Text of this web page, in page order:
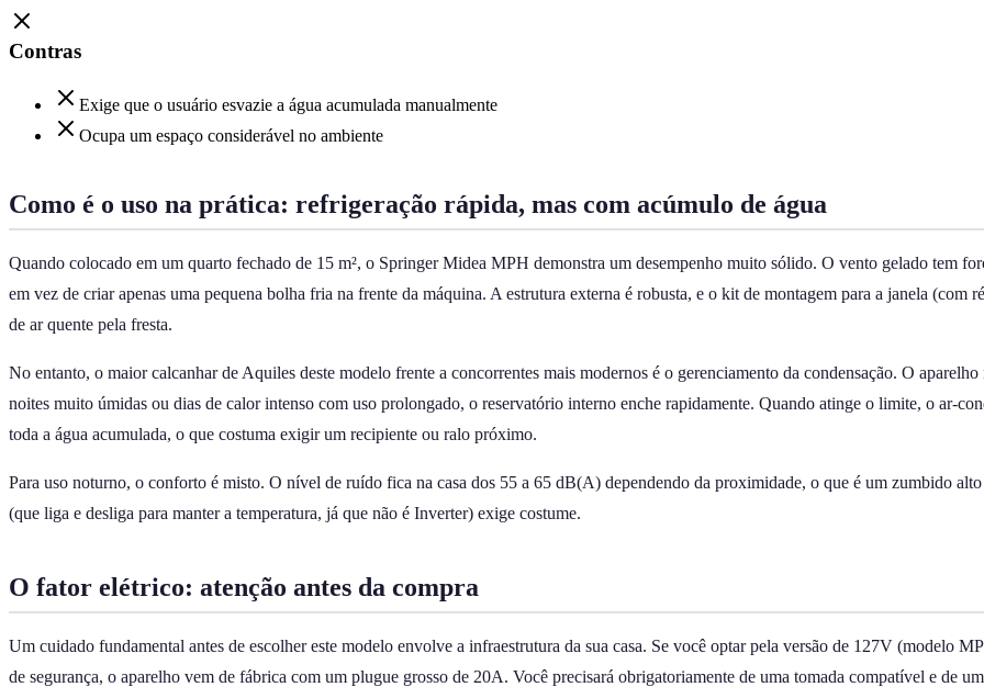
Contras
Exige que o usuário esvazie a água acumulada manualmente
Ocupa um espaço considerável no ambiente
Como é o uso na prática: refrigeração rápida, mas com acúmulo de água
Quando colocado em um quarto fechado de 15 m², o Springer Midea MPH demonstra um desempenho muito sólido. O vento gelado tem
em vez de criar apenas uma pequena bolha fria na frente da máquina. A estrutura externa é robusta, e o kit de montagem para a janela (com
de ar quente pela fresta.
No entanto, o maior calcanhar de Aquiles deste modelo frente a concorrentes mais modernos é o gerenciamento da condensação. O
noites muito úmidas ou dias de calor intenso com uso prolongado, o reservatório interno enche rapidamente. Quando atinge o limite, o ar-
toda a água acumulada, o que costuma exigir um recipiente ou ralo próximo.
Para uso noturno, o conforto é misto. O nível de ruído fica na casa dos 55 a 65 dB(A) dependendo da proximidade, o que é um zumbido
(que liga e desliga para manter a temperatura, já que não é Inverter) exige costume.
O fator elétrico: atenção antes da compra
Um cuidado fundamental antes de escolher este modelo envolve a infraestrutura da sua casa. Se você optar pela versão de 127V (modelo
de segurança, o aparelho vem de fábrica com um plugue grosso de 20A. Você precisará obrigatoriamente de uma tomada compatível e de